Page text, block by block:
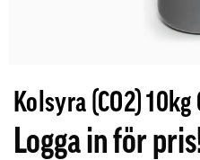
Kolsyra (CO2)
Logga in för